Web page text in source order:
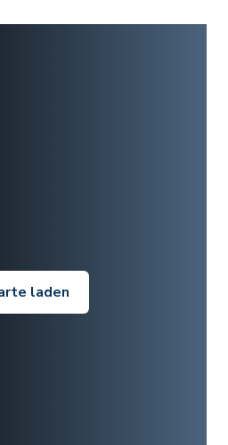
laden